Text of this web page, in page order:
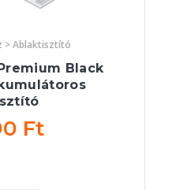
> Ablaktisztító
Premium Black
Ft